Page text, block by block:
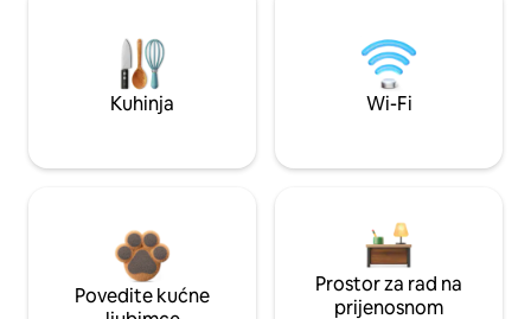
Kuhinja Wi-Fi
Povedite kućne
Prostor za rad na
prijenosnom